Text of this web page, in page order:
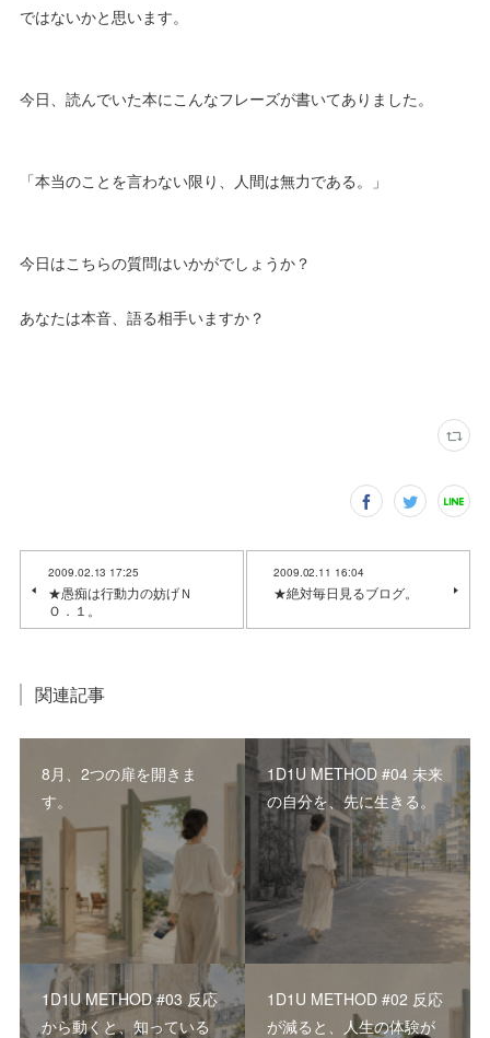
ではないかと思います。
今日、読んでいた本にこんなフレーズが書いてありました。
「本当のことを言わない限り、人間は無力である。」
今日はこちらの質問はいかがでしょうか？
あなたは本音、語る相手いますか？
2009.02.13 17:25
★愚痴は行動力の妨げＮ
Ｏ．１。
2009.02.11 16:04
★絶対毎日見るブログ。
関連記事
8月、2つの扉を開きま
す。
1D1U METHOD #04 未来
の自分を、先に生きる。
1D1U METHOD #03 反応
から動くと、知っている
1D1U METHOD #02 反応
が減ると、人生の体験が